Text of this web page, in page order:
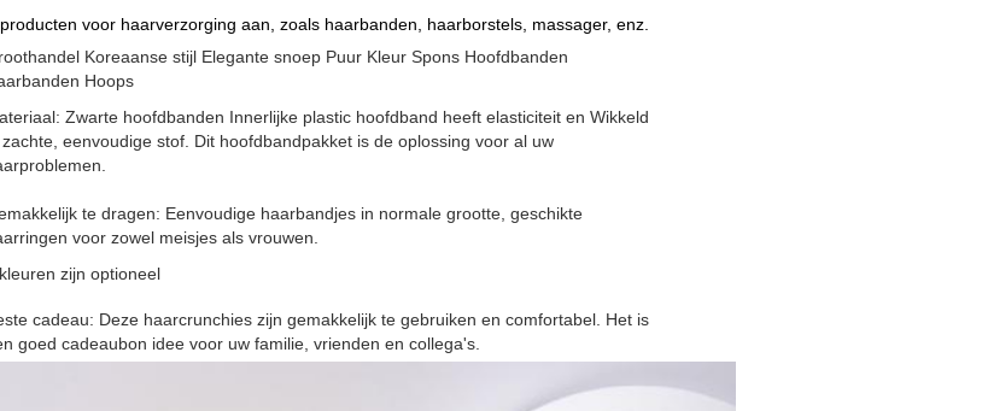
voor haarverzorging aan, zoals haarbanden, haarborstels, massager, enz.
Koreaanse stijl Elegante snoep Puur Kleur Spons Hoofdbanden
Hoops
Zwarte hoofdbanden Innerlijke plastic hoofdband heeft elasticiteit en Wikkeld
zachte, eenvoudige stof. Dit hoofdbandpakket is de oplossing voor al uw
te dragen: Eenvoudige haarbandjes in normale grootte, geschikte
voor zowel meisjes als vrouwen.
zijn optioneel
cadeau: Deze haarcrunchies zijn gemakkelijk te gebruiken en comfortabel. Het is
goed cadeaubon idee voor uw familie, vrienden en collega's.